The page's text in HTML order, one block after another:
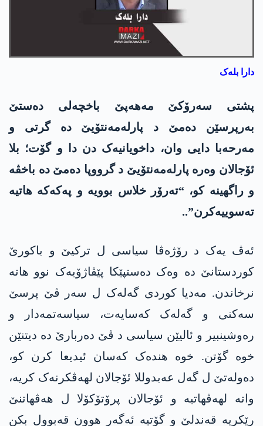
دارا بلەک
پشتی سەرۆکێ مەھەپێ باخچەلی دەستێ
بەرپرسێن دەمێ د پارلەمەنتۆیێ دە گرتی و
مەرحەبا دایی وان، داخویانیەک دن دا و گۆت؛ بلا
ئۆجالان وەرە پارلەمەنتۆیێ د گرووپا دەمێ دە باخڤە
و راگھینە کو، “تەرۆر خلاس بوویە و پەکەکە ھاتیە
تەسوییەکرن”..
ئەڤ یەک د رۆژەڤا سیاسی ل ترکیێ و باکورێ
کوردستانێ دە وەک دەستپێکا پێڤاژۆیەک نوو ھاتە
نرخاندن. مەدیا کوردی گەلەک ل سەر ڤێ پرسێ
سەکنی و گەلەک کەسایەت، سیاسەتمەدار و
رەوشینبیر و ئالیێن سیاسی د ڤێ دەربارێ دە دیتنێن
خوە گۆتن. خوە ھندەک کەسان ئیدیعا کرن کو،
دەولەتێ ل گەل عەبدوللا ئۆجالان لھەڤکرنەک کریە،
واتە لھەڤھاتیە و ئۆجالان پرۆتۆکۆلا ل ھەڤھاتنێ
رێکریە قەندلێ و گۆتیە ئەگەر ھوون قەبوول بکن